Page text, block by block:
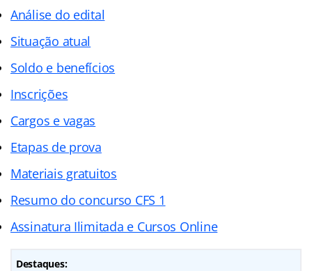
Análise do edital
Situação atual
Soldo e benefícios
Inscrições
Cargos e vagas
Etapas de prova
Materiais gratuitos
Resumo do concurso CFS 1
Assinatura Ilimitada e Cursos Online
Destaques: